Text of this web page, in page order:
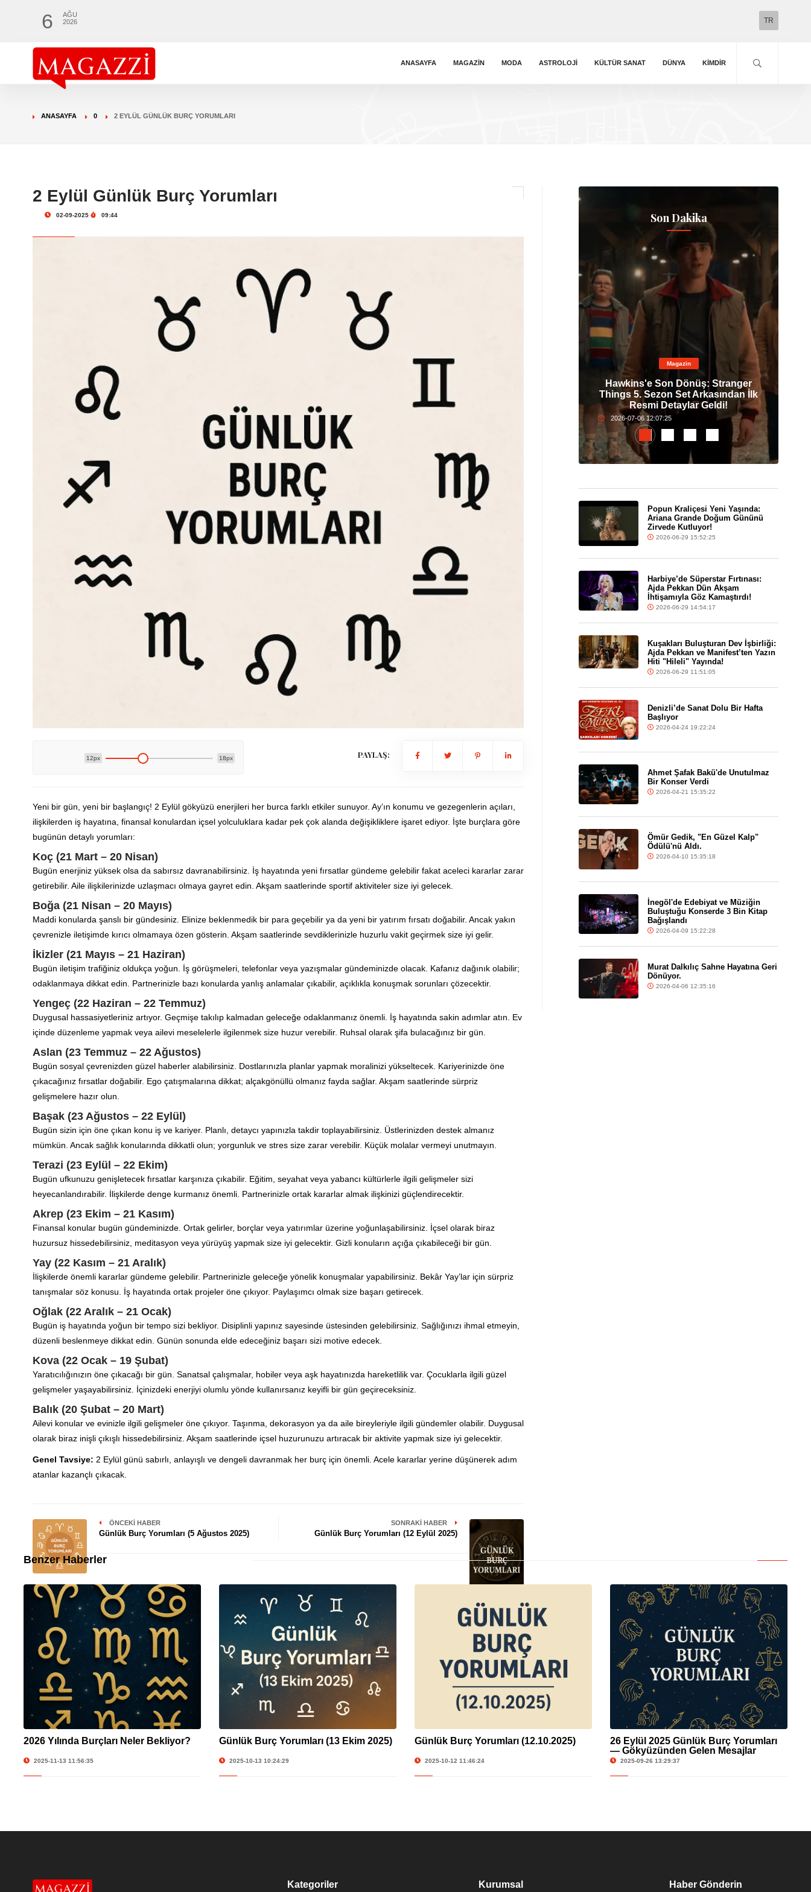
6
AĞU
2026
TR
ANASAYFA MAGAZIN MODA ASTROLOJI KÜLTÜR SANAT DÜNYA KIMDIR
ANASAYFA 0 2 EYLÜL GÜNLÜK BURÇ YORUMLARI
2 Eylül Günlük Burç Yorumları
02-09-2025 09:44
12px 18px PAYLAŞ:
Yeni bir gün, yeni bir başlangıç! 2 Eylül gökyüzü enerjileri her burca farklı etkiler sunuyor. Ay’ın konumu ve gezegenlerin açıları,
ilişkilerden iş hayatına, finansal konulardan içsel yolculuklara kadar pek çok alanda değişikliklere işaret ediyor. İşte burçlara göre
bugünün detaylı yorumları:
Koç (21 Mart – 20 Nisan)
Bugün enerjiniz yüksek olsa da sabırsız davranabilirsiniz. İş hayatında yeni fırsatlar gündeme gelebilir fakat aceleci kararlar zarar
getirebilir. Aile ilişkilerinizde uzlaşmacı olmaya gayret edin. Akşam saatlerinde sportif aktiviteler size iyi gelecek.
Boğa (21 Nisan – 20 Mayıs)
Maddi konularda şanslı bir gündesiniz. Elinize beklenmedik bir para geçebilir ya da yeni bir yatırım fırsatı doğabilir. Ancak yakın
çevrenizle iletişimde kırıcı olmamaya özen gösterin. Akşam saatlerinde sevdiklerinizle huzurlu vakit geçirmek size iyi gelir.
İkizler (21 Mayıs – 21 Haziran)
Bugün iletişim trafiğiniz oldukça yoğun. İş görüşmeleri, telefonlar veya yazışmalar gündeminizde olacak. Kafanız dağınık olabilir;
odaklanmaya dikkat edin. Partnerinizle bazı konularda yanlış anlamalar çıkabilir, açıklıkla konuşmak sorunları çözecektir.
Yengeç (22 Haziran – 22 Temmuz)
Duygusal hassasiyetleriniz artıyor. Geçmişe takılıp kalmadan geleceğe odaklanmanız önemli. İş hayatında sakin adımlar atın. Ev
içinde düzenleme yapmak veya ailevi meselelerle ilgilenmek size huzur verebilir. Ruhsal olarak şifa bulacağınız bir gün.
Aslan (23 Temmuz – 22 Ağustos)
Bugün sosyal çevrenizden güzel haberler alabilirsiniz. Dostlarınızla planlar yapmak moralinizi yükseltecek. Kariyerinizde öne
çıkacağınız fırsatlar doğabilir. Ego çatışmalarına dikkat; alçakgönüllü olmanız fayda sağlar. Akşam saatlerinde sürpriz
gelişmelere hazır olun.
Başak (23 Ağustos – 22 Eylül)
Bugün sizin için öne çıkan konu iş ve kariyer. Planlı, detaycı yapınızla takdir toplayabilirsiniz. Üstlerinizden destek almanız
mümkün. Ancak sağlık konularında dikkatli olun; yorgunluk ve stres size zarar verebilir. Küçük molalar vermeyi unutmayın.
Terazi (23 Eylül – 22 Ekim)
Bugün ufkunuzu genişletecek fırsatlar karşınıza çıkabilir. Eğitim, seyahat veya yabancı kültürlerle ilgili gelişmeler sizi
heyecanlandırabilir. İlişkilerde denge kurmanız önemli. Partnerinizle ortak kararlar almak ilişkinizi güçlendirecektir.
Akrep (23 Ekim – 21 Kasım)
Finansal konular bugün gündeminizde. Ortak gelirler, borçlar veya yatırımlar üzerine yoğunlaşabilirsiniz. İçsel olarak biraz
huzursuz hissedebilirsiniz, meditasyon veya yürüyüş yapmak size iyi gelecektir. Gizli konuların açığa çıkabileceği bir gün.
Yay (22 Kasım – 21 Aralık)
İlişkilerde önemli kararlar gündeme gelebilir. Partnerinizle geleceğe yönelik konuşmalar yapabilirsiniz. Bekâr Yay’lar için sürpriz
tanışmalar söz konusu. İş hayatında ortak projeler öne çıkıyor. Paylaşımcı olmak size başarı getirecek.
Oğlak (22 Aralık – 21 Ocak)
Bugün iş hayatında yoğun bir tempo sizi bekliyor. Disiplinli yapınız sayesinde üstesinden gelebilirsiniz. Sağlığınızı ihmal etmeyin,
düzenli beslenmeye dikkat edin. Günün sonunda elde edeceğiniz başarı sizi motive edecek.
Kova (22 Ocak – 19 Şubat)
Yaratıcılığınızın öne çıkacağı bir gün. Sanatsal çalışmalar, hobiler veya aşk hayatınızda hareketlilik var. Çocuklarla ilgili güzel
gelişmeler yaşayabilirsiniz. İçinizdeki enerjiyi olumlu yönde kullanırsanız keyifli bir gün geçireceksiniz.
Balık (20 Şubat – 20 Mart)
Ailevi konular ve evinizle ilgili gelişmeler öne çıkıyor. Taşınma, dekorasyon ya da aile bireyleriyle ilgili gündemler olabilir. Duygusal
olarak biraz inişli çıkışlı hissedebilirsiniz. Akşam saatlerinde içsel huzurunuzu artıracak bir aktivite yapmak size iyi gelecektir.
Genel Tavsiye: 2 Eylül günü sabırlı, anlayışlı ve dengeli davranmak her burç için önemli. Acele kararlar yerine düşünerek adım
atanlar kazançlı çıkacak.
ÖNCEKI HABER
Günlük Burç Yorumları (5 Ağustos 2025)
SONRAKI HABER
Günlük Burç Yorumları (12 Eylül 2025)
Son Dakika
Unutulmaz Gece
Magazin
Hawkins'e Son Dönüş: Stranger
Things 5. Sezon Set Arkasından İlk
Resmi Detaylar Geldi!
2026-07-06 12:07:25
Popun Kraliçesi Yeni Yaşında:
Ariana Grande Doğum Gününü
Zirvede Kutluyor!
2026-06-29 15:52:25
Harbiye’de Süperstar Fırtınası:
Ajda Pekkan Dün Akşam
İhtişamıyla Göz Kamaştırdı!
2026-06-29 14:54:17
Kuşakları Buluşturan Dev İşbirliği:
Ajda Pekkan ve Manifest’ten Yazın
Hiti "Hileli" Yayında!
2026-06-29 11:51:05
Denizli’de Sanat Dolu Bir Hafta
Başlıyor
2026-04-24 19:22:24
Ahmet Şafak Bakü'de Unutulmaz
Bir Konser Verdi
2026-04-21 15:35:22
Ömür Gedik, "En Güzel Kalp"
Ödülü'nü Aldı.
2026-04-10 15:35:18
İnegöl'de Edebiyat ve Müziğin
Buluştuğu Konserde 3 Bin Kitap
Bağışlandı
2026-04-09 15:22:28
Murat Dalkılıç Sahne Hayatına Geri
Dönüyor.
2026-04-06 12:35:16
Benzer Haberler
2026 Yılında Burçları Neler Bekliyor?
2025-11-13 11:56:35
Günlük Burç Yorumları (13 Ekim 2025)
2025-10-13 10:24:29
Günlük Burç Yorumları (12.10.2025)
2025-10-12 11:46:24
26 Eylül 2025 Günlük Burç Yorumları
— Gökyüzünden Gelen Mesajlar
2025-09-26 13:29:37
Kategoriler Kurumsal Haber Gönderin